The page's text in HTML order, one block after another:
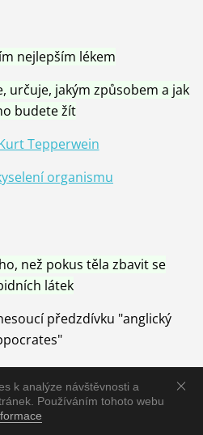
k analýze návštěvnosti a
Používáním tohoto webu
nejlepším lékem
určuje, jakým způsobem a jak
budete žít
Tepperwein
organismu
než pokus těla zbavit se
látek
předzdívku "anglický
Přírody, neutralizací a